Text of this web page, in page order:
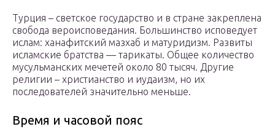
Турция – светское государство и в стране закреплена
свобода вероисповедания. Большинство исповедует
ислам: ханафитский мазхаб и матуридизм. Развиты
исламские братства — тарикаты. Общее количество
мусульманских мечетей около 80 тысяч. Другие
религии – христианство и иудаизм, но их
последователей значительно меньше.
Время и часовой пояс